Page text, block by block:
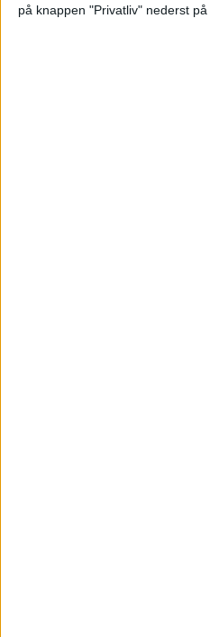
på knappen "Privatliv" nederst